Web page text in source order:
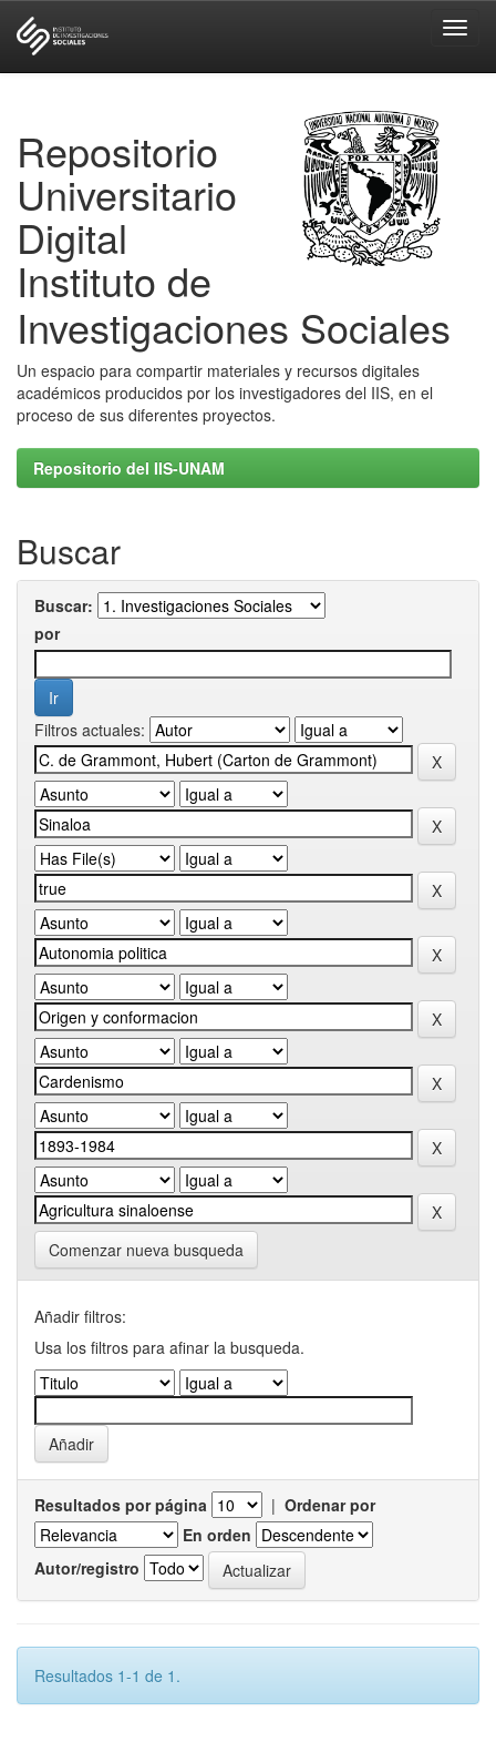
Repositorio
Universitario
Digital
Instituto de
Investigaciones Sociales
Un espacio para compartir materiales y recursos digitales
académicos producidos por los investigadores del IIS, en el
proceso de sus diferentes proyectos.
Repositorio del IIS-UNAM
Buscar
Buscar:
por
Filtros actuales:
Comenzar nueva busqueda
Añadir filtros:
Usa los filtros para afinar la busqueda.
Resultados por página | Ordenar por
En orden
Autor/registro
Resultados 1-1 de 1.